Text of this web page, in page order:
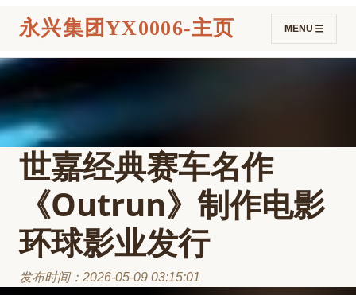
永兴集团YX0006-主页 MENU
世嘉经典赛车名作
《Outrun》制作电影
环球影业发行
发布时间：2026-05-09 03:15:01